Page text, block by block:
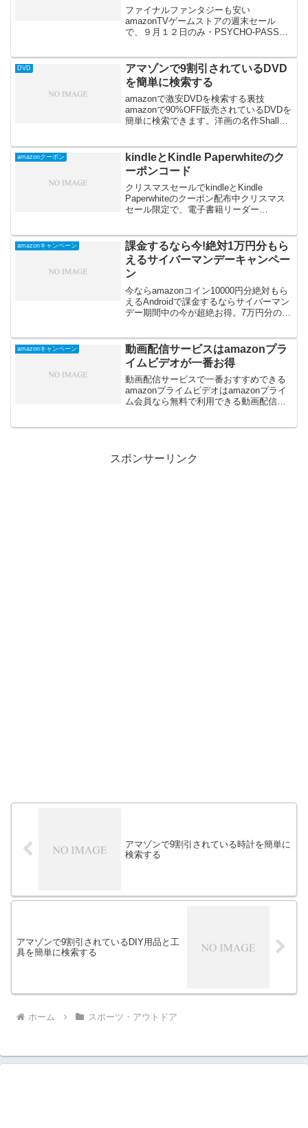
ファイナルファンタジーも安い
amazonTVゲームストアの週末セール
で、９月１２日のみ・PSYCHO-PASSサ
ァンタジーXIV: 蒼天のイシュガルド コレ
クターズ...
DVD
アマゾンで9割引されているDVD
を簡単に検索する
amazonで激安DVDを検索する裏技
amazonで90%OFF販売されているDVDを
簡単に検索できます。洋画の名作Shall
安です。また、...
amazonクーポン
kindleとKindle Paperwhiteのク
ーポンコード
クリスマスセールでkindleとKindle
Paperwhiteのクーポン配布中クリスマス
セール限定で、電子書籍リーダー
されています。キャ...
amazonキャンペーン
課金するなら今!絶対1万円分もら
えるサイバーマンデーキャンペー
ン
今ならamazonコイン10000円分絶対もら
えるAndroidで課金するならサイバーマン
デー期間中の今が超絶お得。7万円分の
インキャンペーン期間は201...
amazonキャンペーン
動画配信サービスはamazonプラ
イムビデオが一番お得
動画配信サービスで一番おすすめできる
amazonプライムビデオはamazonプライ
ム会員なら無料で利用できる動画配信サ
スポンサーリンク
アマゾンで9割引されている時計を簡単に
検索する
アマゾンで9割引されているDIY用品と工
具を簡単に検索する
ホーム スポーツ・アウトドア